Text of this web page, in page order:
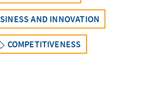
AND INNOVATION
COMPETITIVENESS